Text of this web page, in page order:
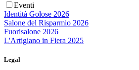
Eventi
Identità Golose 2026
Salone del Risparmio 2026
Fuorisalone 2026
L'Artigiano in Fiera 2025
Legal